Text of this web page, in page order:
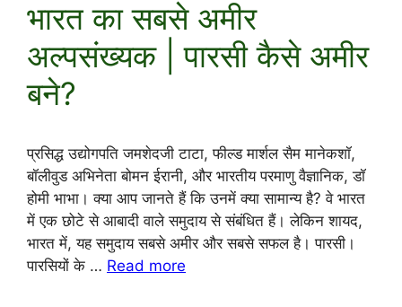
भारत का सबसे अमीर
अल्पसंख्यक | पारसी कैसे अमीर
बने?
प्रसिद्ध उद्योगपति जमशेदजी टाटा, फील्ड मार्शल सैम मानेकशॉ,
बॉलीवुड अभिनेता बोमन ईरानी, ​​और भारतीय परमाणु वैज्ञानिक, डॉ
होमी भाभा। क्या आप जानते हैं कि उनमें क्या सामान्य है? वे भारत
में एक छोटे से आबादी वाले समुदाय से संबंधित हैं। लेकिन शायद,
भारत में, यह समुदाय सबसे अमीर और सबसे सफल है। पारसी।
पारसियों के … Read more